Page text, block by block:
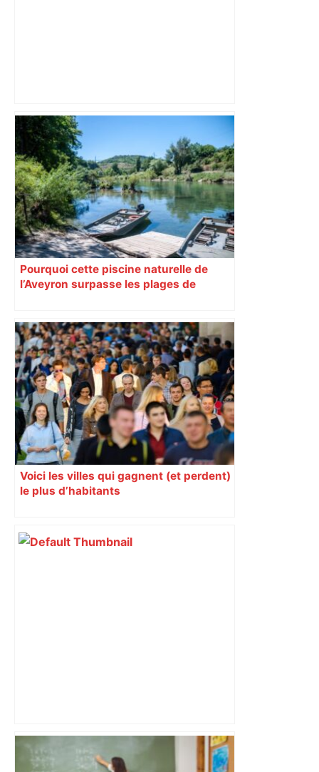
"On souhaite remettre un peu d’ordre" :
la mairie de Toulouse interdit le
commerce ambulant de 6 heures à
minuit dans ce grand quartier populaire
et prévoit des sanctions pour libérer
l’espace public – ladepeche.fr
Pourquoi cette piscine naturelle de
l’Aveyron surpasse les plages de
Voici les villes qui gagnent (et perdent)
le plus d’habitants
Les arbitres de la finale 2024 et 2025
seront au sifflet des demi-finales –